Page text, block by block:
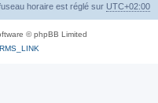
horaire est réglé sur UTC+02:00
© phpBB Limited